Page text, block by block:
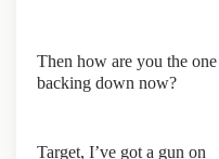
Then how are you the one
backing down now?
Target, I’ve got a gun on